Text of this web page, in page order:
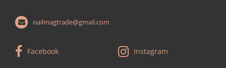
nailmagtrade@gmail.com
Facebook Instagram